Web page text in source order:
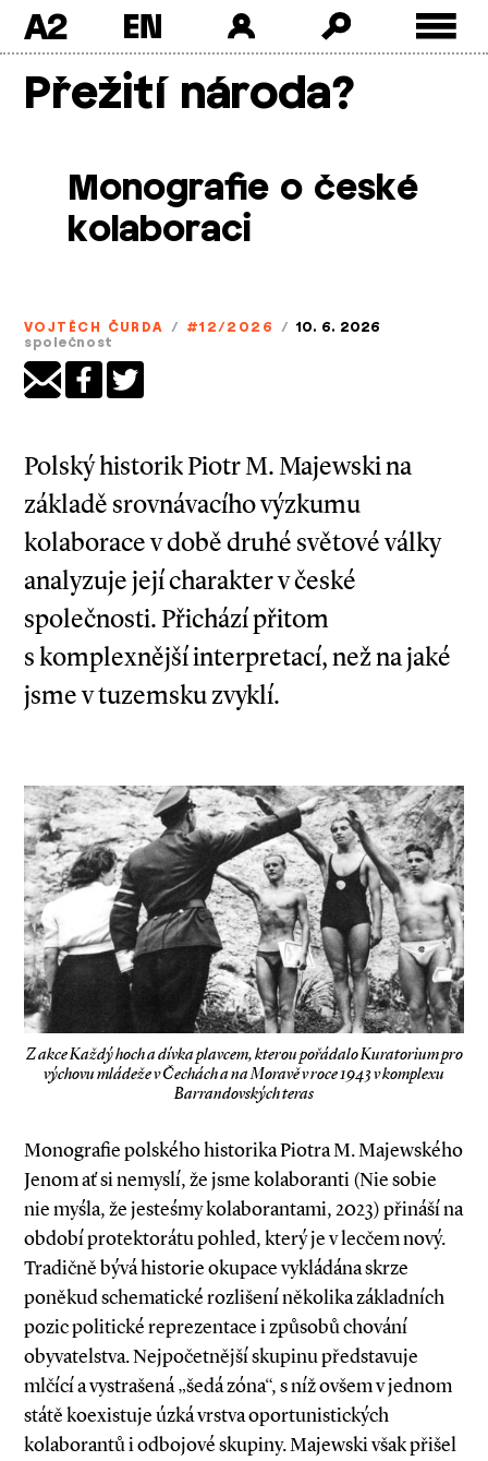
A2
Přežití národa?
Monografie o české
kolaboraci
VOJTĚCH ČURDA / #12/2026 / 10. 6. 2026
společnost
Polský historik Piotr M. Majewski na
základě srovnávacího výzkumu
kolaborace v době druhé světové války
analyzuje její charakter v české
společnosti. Přichází přitom
s komplexnější interpretací, než na jaké
jsme v tuzemsku zvyklí.
Z akce Každý hoch a dívka plavcem, kterou pořádalo Kuratorium pro
výchovu mládeže v Čechách a na Moravě v roce 1943 v komplexu
Barrandovských teras
Monografie polského historika Piotra M. Ma­­jewského
Jenom ať si nemyslí, že jsme kolaboranti (Nie sobie
nie myśla, že jesteśmy kolaborantami, 2023) přináší na
období protektorátu pohled, který je v lecčem nový.
Tradičně bývá historie okupace vykládána skrze
poněkud schematické rozlišení několika základních
pozic politické reprezentace i způsobů chování
obyvatelstva. Nejpočetnější skupinu představuje
mlčící a vystrašená „šedá zóna“, s níž ovšem v jednom
státě koexistuje úzká vrstva oportunistických
kolaborantů i odbojové skupiny. Majewski však přišel